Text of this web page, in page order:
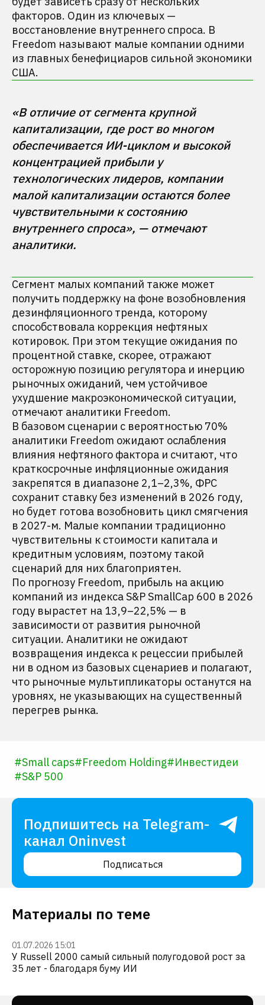
факторов. Один из ключевых —
восстановление внутреннего спроса. В
Freedom называют малые компании одними
из главных бенефициаров сильной экономики
США.
«В отличие от сегмента крупной
капитализации, где рост во многом
обеспечивается ИИ-циклом и высокой
концентрацией прибыли у
технологических лидеров, компании
малой капитализации остаются более
чувствительными к состоянию
внутреннего спроса», — отмечают
аналитики.
Сегмент малых компаний также может
получить поддержку на фоне возобновления
дезинфляционного тренда, которому
способствовала коррекция нефтяных
котировок. При этом текущие ожидания по
процентной ставке, скорее, отражают
осторожную позицию регулятора и инерцию
рыночных ожиданий, чем устойчивое
ухудшение макроэкономической ситуации,
отмечают аналитики Freedom.
В базовом сценарии с вероятностью 70%
аналитики Freedom ожидают ослабления
влияния нефтяного фактора и считают, что
краткосрочные инфляционные ожидания
закрепятся в диапазоне 2,1–2,3%, ФРС
сохранит ставку без изменений в 2026 году,
но будет готова возобновить цикл смягчения
в 2027-м. Малые компании традиционно
чувствительны к стоимости капитала и
кредитным условиям, поэтому такой
сценарий для них благоприятен.
По прогнозу Freedom, прибыль на акцию
компаний из индекса S&P SmallCap 600 в 2026
году вырастет на 13,9–22,5% — в
зависимости от развития рыночной
ситуации. Аналитики не ожидают
возвращения индекса к рецессии прибылей
ни в одном из базовых сценариев и полагают,
что рыночные мультипликаторы останутся на
уровнях, не указывающих на существенный
перегрев рынка.
#Small caps#Freedom Holding#Инвестидеи
#S&P 500
Подпишитесь на Telegram-
канал Oninvest
Подписаться
Материалы по теме
01.07.2026 15:01
У Russell 2000 самый сильный полугодовой рост за
35 лет - благодаря буму ИИ